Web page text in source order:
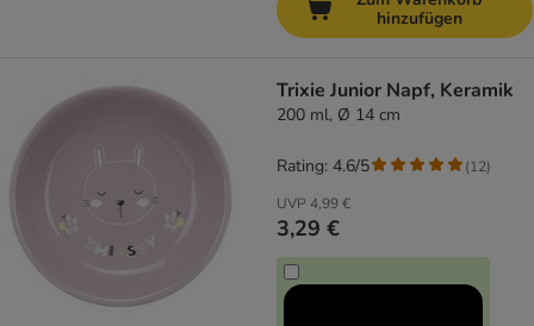
hinzufügen
Trixie Junior Napf, Keramik
200 ml, Ø 14 cm
UVP 4,99 €
3,29 €
Rating: 4.6/5 (12)